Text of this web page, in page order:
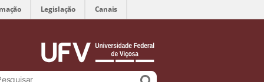
Legislação Canais